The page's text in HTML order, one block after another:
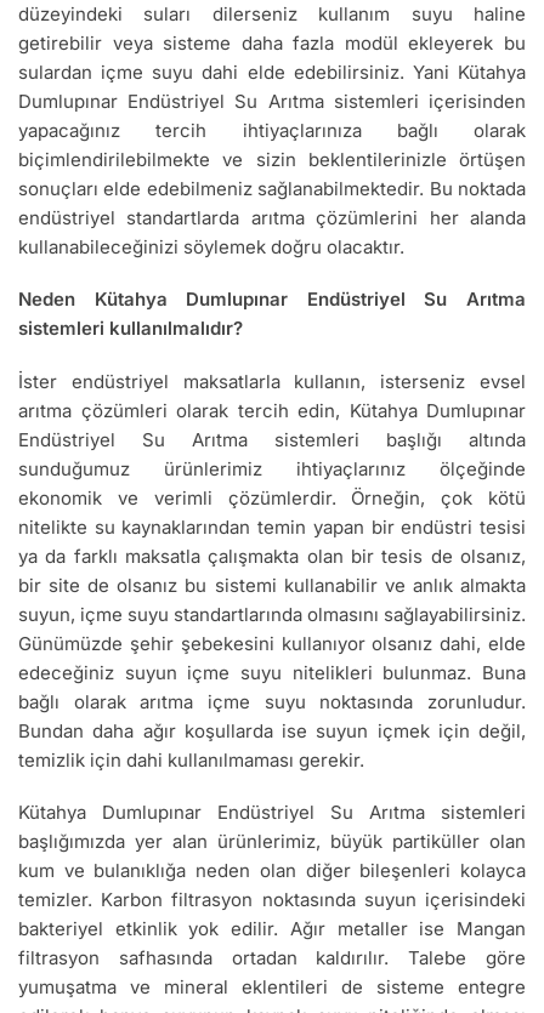
düzeyindeki suları dilerseniz kullanım suyu haline
getirebilir veya sisteme daha fazla modül ekleyerek bu
sulardan içme suyu dahi elde edebilirsiniz. Yani Kütahya
Dumlupınar Endüstriyel Su Arıtma sistemleri içerisinden
yapacağınız tercih ihtiyaçlarınıza bağlı olarak
biçimlendirilebilmekte ve sizin beklentilerinizle örtüşen
sonuçları elde edebilmeniz sağlanabilmektedir. Bu noktada
endüstriyel standartlarda arıtma çözümlerini her alanda
kullanabileceğinizi söylemek doğru olacaktır.
Neden Kütahya Dumlupınar Endüstriyel Su Arıtma
sistemleri kullanılmalıdır?
İster endüstriyel maksatlarla kullanın, isterseniz evsel
arıtma çözümleri olarak tercih edin, Kütahya Dumlupınar
Endüstriyel Su Arıtma sistemleri başlığı altında
sunduğumuz ürünlerimiz ihtiyaçlarınız ölçeğinde
ekonomik ve verimli çözümlerdir. Örneğin, çok kötü
nitelikte su kaynaklarından temin yapan bir endüstri tesisi
ya da farklı maksatla çalışmakta olan bir tesis de olsanız,
bir site de olsanız bu sistemi kullanabilir ve anlık almakta
suyun, içme suyu standartlarında olmasını sağlayabilirsiniz.
Günümüzde şehir şebekesini kullanıyor olsanız dahi, elde
edeceğiniz suyun içme suyu nitelikleri bulunmaz. Buna
bağlı olarak arıtma içme suyu noktasında zorunludur.
Bundan daha ağır koşullarda ise suyun içmek için değil,
temizlik için dahi kullanılmaması gerekir.
Kütahya Dumlupınar Endüstriyel Su Arıtma sistemleri
başlığımızda yer alan ürünlerimiz, büyük partiküller olan
kum ve bulanıklığa neden olan diğer bileşenleri kolayca
temizler. Karbon filtrasyon noktasında suyun içerisindeki
bakteriyel etkinlik yok edilir. Ağır metaller ise Mangan
filtrasyon safhasında ortadan kaldırılır. Talebe göre
yumuşatma ve mineral eklentileri de sisteme entegre